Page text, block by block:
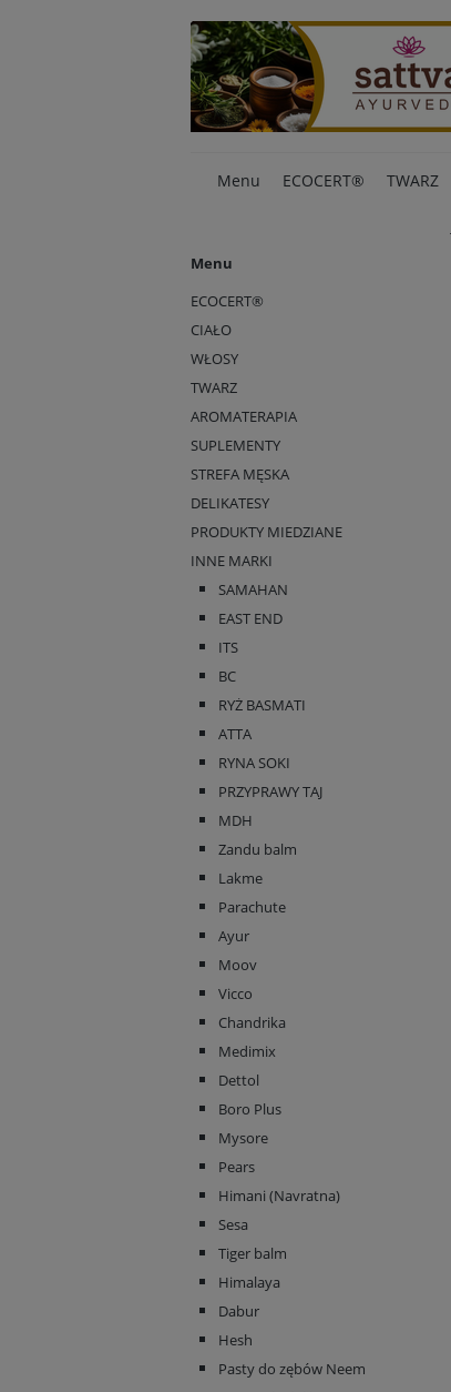
Menu ECOCERT® TWARZ
Menu
ECOCERT®
CIAŁO
WŁOSY
TWARZ
AROMATERAPIA
SUPLEMENTY
STREFA MĘSKA
DELIKATESY
PRODUKTY MIEDZIANE
INNE MARKI
SAMAHAN
EAST END
ITS
BC
RYŻ BASMATI
ATTA
RYNA SOKI
PRZYPRAWY TAJ
MDH
Zandu balm
Lakme
Parachute
Ayur
Moov
Vicco
Chandrika
Medimix
Dettol
Boro Plus
Mysore
Pears
Himani (Navratna)
Sesa
Tiger balm
Himalaya
Dabur
Hesh
Pasty do zębów Neem